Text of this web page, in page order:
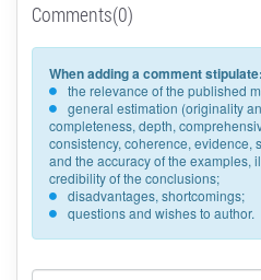
Comments(0)
When adding a comment stipulate:
the relevance of the published
general estimation (originality
completeness, depth,
consistency, coherence, evidence,
and the accuracy of the examples,
credibility of the conclusions;
disadvantages, shortcomings;
questions and wishes to author.